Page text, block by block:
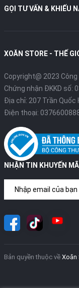
GỌI TƯ VẤN & KHIẾU
XOĂN STORE - THẾ
Copyright@ 2023
Chứng nhận ĐKKD số:
Địa chỉ: 207 Trần Quốc
Điện thoại:
NHẬN TIN KHUYẾN MÃI
Bản quyền thuộc về Xoăn